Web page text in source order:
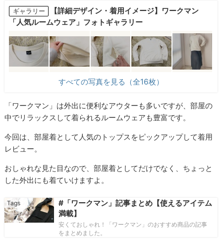
ギャラリー
【詳細デザイン・着用イメージ】ワークマン
「人気ルームウェア」フォトギャラリー
すべての写真を見る（全16枚）
「ワークマン」は外出に便利なアウターも多いですが、部屋の
中でリラックスして着られるルームウェアも豊富です。
今回は、部屋着として人気のトップスをピックアップして着用
レビュー。
おしゃれな見た目なので、部屋着としてだけでなく、ちょっと
した外出にも着ていけますよ。
#「ワークマン」記事まとめ【使えるアイテム
満載】
安くておしゃれ！「ワークマン」のおすすめ商品の記事
をまとめました。